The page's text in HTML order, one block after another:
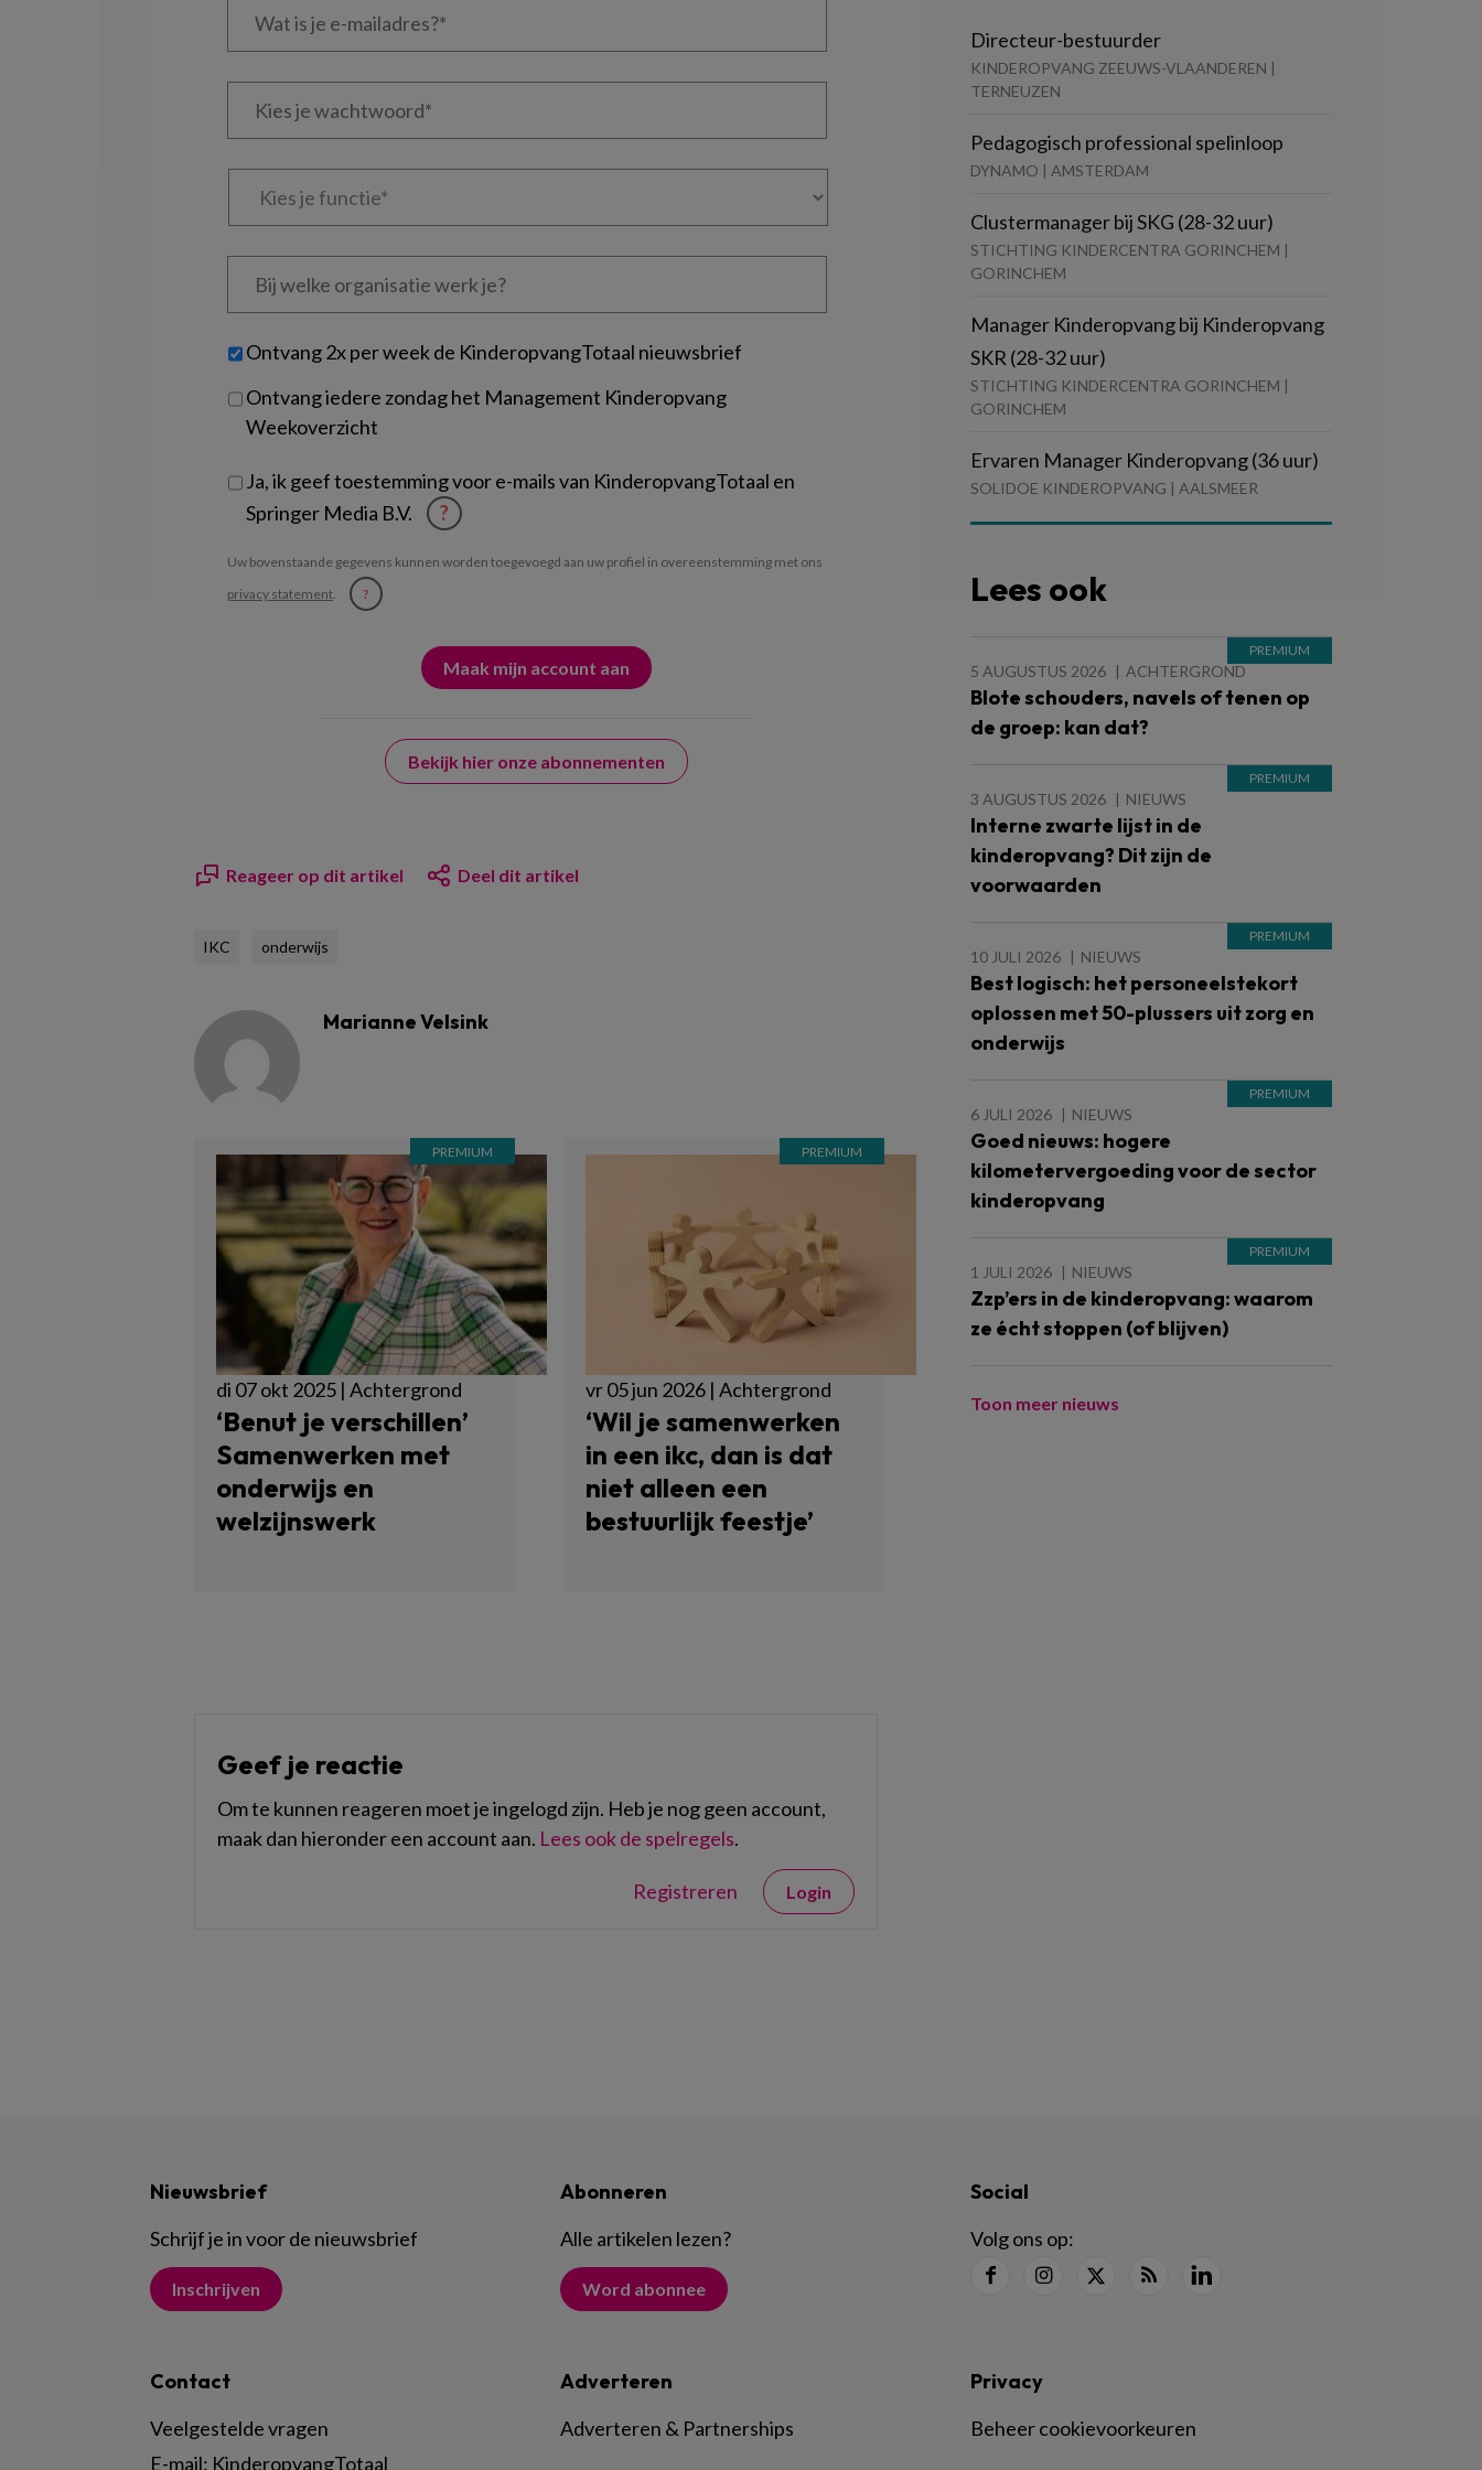
Kies
Kies
Bij
welke
je?
Untitled
Ontvang 2x per week de KinderopvangTotaal nieuwsbrief
Ontvang iedere zondag het Management Kinderopvang
Weekoverzicht
Ja, ik geef toestemming voor e-mails van KinderopvangTotaal en
Springer Media B.V.
?
Uw bovenstaande gegevens kunnen worden toegevoegd aan uw profiel in overeenstemming met ons
privacy statement. ?
Bekijk hier onze abonnementen
Reageer op dit artikel Deel dit artikel
IKC onderwijs
Marianne Velsink
di 07 okt 2025 | Achtergrond
‘Benut je verschillen’
Samenwerken met
onderwijs en
welzijnswerk
vr 05 jun 2026 | Achtergrond
‘Wil je samenwerken
in een ikc, dan is dat
niet alleen een
bestuurlijk feestje’
Geef je reactie
Om te kunnen reageren moet je ingelogd zijn. Heb je nog geen account,
maak dan hieronder een account aan. Lees ook de spelregels.
Registreren Login
Directeur-bestuurder
KINDEROPVANG ZEEUWS-VLAANDEREN |
TERNEUZEN
Pedagogisch professional spelinloop
DYNAMO | AMSTERDAM
Clustermanager bij SKG (28-32 uur)
STICHTING KINDERCENTRA GORINCHEM |
GORINCHEM
Manager Kinderopvang bij Kinderopvang
SKR (28-32 uur)
STICHTING KINDERCENTRA GORINCHEM |
GORINCHEM
Ervaren Manager Kinderopvang (36 uur)
SOLIDOE KINDEROPVANG | AALSMEER
Lees ook
5 AUGUSTUS 2026 ACHTERGROND
Blote schouders, navels of tenen op
de groep: kan dat?
3 AUGUSTUS 2026 NIEUWS
Interne zwarte lijst in de
kinderopvang? Dit zijn de
voorwaarden
10 JULI 2026 NIEUWS
Best logisch: het personeelstekort
oplossen met 50-plussers uit zorg en
onderwijs
6 JULI 2026 NIEUWS
Goed nieuws: hogere
kilometervergoeding voor de sector
kinderopvang
1 JULI 2026 NIEUWS
Zzp’ers in de kinderopvang: waarom
ze écht stoppen (of blijven)
Toon meer nieuws
Nieuwsbrief
Schrijf je in voor de nieuwsbrief
Inschrijven
Abonneren
Alle artikelen lezen?
Word abonnee
Social
Volg ons op:
Contact
Veelgestelde vragen
E-mail: KinderopvangTotaal
Adverteren
Adverteren & Partnerships
Privacy
Beheer cookievoorkeuren